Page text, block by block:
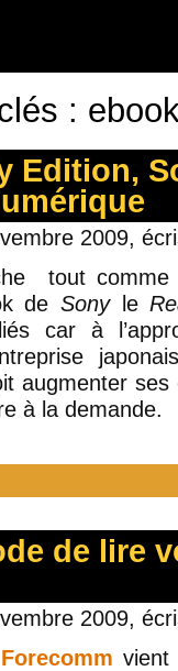
:
Edition,
2009,
tout comme
de Sonyle
car à
augmenter ses
à la demande.
de lire
2009,
Forecomm vient